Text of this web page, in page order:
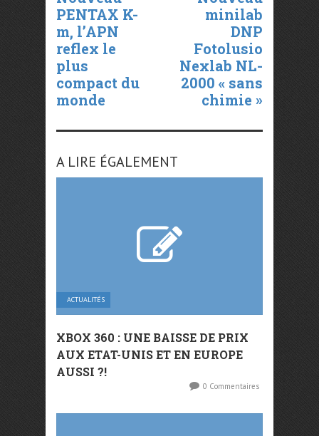
PENTAX K-
m, l’APN
reflex le
plus
compact du
monde
minilab
DNP
Fotolusio
Nexlab NL-
2000 « sans
chimie »
A LIRE ÉGALEMENT
ACTUALITÉS
XBOX 360 : UNE BAISSE DE PRIX
AUX ETAT-UNIS ET EN EUROPE
AUSSI ?!
0 Commentaires